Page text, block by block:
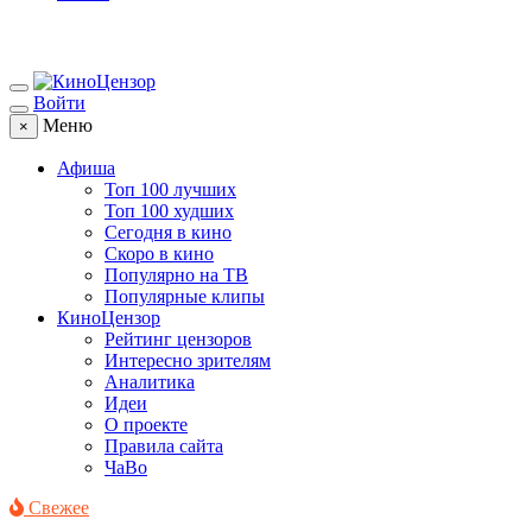
Войти
× Меню
Афиша
Топ 100 лучших
Топ 100 худших
Сегодня в кино
Скоро в кино
Популярно на ТВ
Популярные клипы
КиноЦензор
Рейтинг цензоров
Интересно зрителям
Аналитика
Идеи
О проекте
Правила сайта
ЧаВо
Свежее